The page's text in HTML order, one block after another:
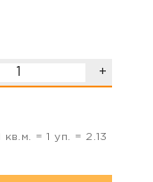
+
кв.м. =1 уп. = 2.13